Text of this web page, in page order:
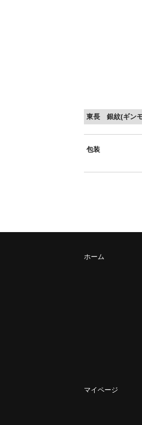
東長 銀紋(ギン
包装
ホーム
マイページ